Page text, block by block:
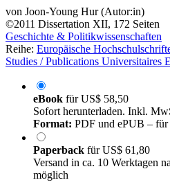
von Joon-Young Hur (Autor:in)
©2011 Dissertation XII, 172 Seiten
Geschichte & Politikwissenschaften
Reihe: Europäische
Studies / Publications Universitaires
eBook fürUS$ 58,50
Sofort herunterladen. Inkl.
Format: PDF und ePUB – für
Paperback fürUS$ 61,80
Versand in ca. 10 Werktagen
möglich